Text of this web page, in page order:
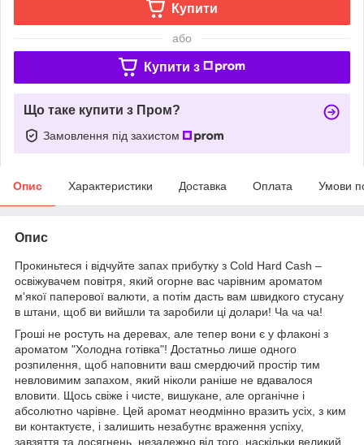
Купити
або
Купити з
Що таке купити з Пром?
Замовлення під захистом
Опис Характеристики Доставка Оплата Умови
Опис
Прокиньтеся і відчуйте запах прибутку з Cold Hard Cash –
освіжувачем повітря, який огорне вас чарівним ароматом
м'якої паперової валюти, а потім дасть вам швидкого стусану
в штани, щоб ви вийшли та заробили ці долари! Ча ча ча!
Гроші не ростуть на деревах, але тепер вони є у флаконі з
ароматом "Холодна готівка"! Достатньо лише одного
розпилення, щоб наповнити ваш смердючий простір тим
невловимим запахом, який ніколи раніше не вдавалося
вловити. Щось свіже і чисте, вишукане, але органічне і
абсолютно чарівне. Цей аромат неодмінно вразить усіх, з ким
ви контактуєте, і залишить незабутнє враження успіху,
завзяття та досягнень, незалежно від того, наскільки великий